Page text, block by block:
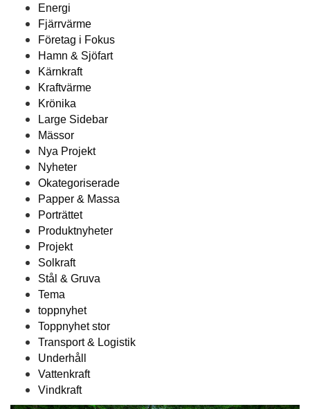
Energi
Fjärrvärme
Företag i Fokus
Hamn & Sjöfart
Kärnkraft
Kraftvärme
Krönika
Large Sidebar
Mässor
Nya Projekt
Nyheter
Okategoriserade
Papper & Massa
Porträttet
Produktnyheter
Projekt
Solkraft
Stål & Gruva
Tema
toppnyhet
Toppnyhet stor
Transport & Logistik
Underhåll
Vattenkraft
Vindkraft